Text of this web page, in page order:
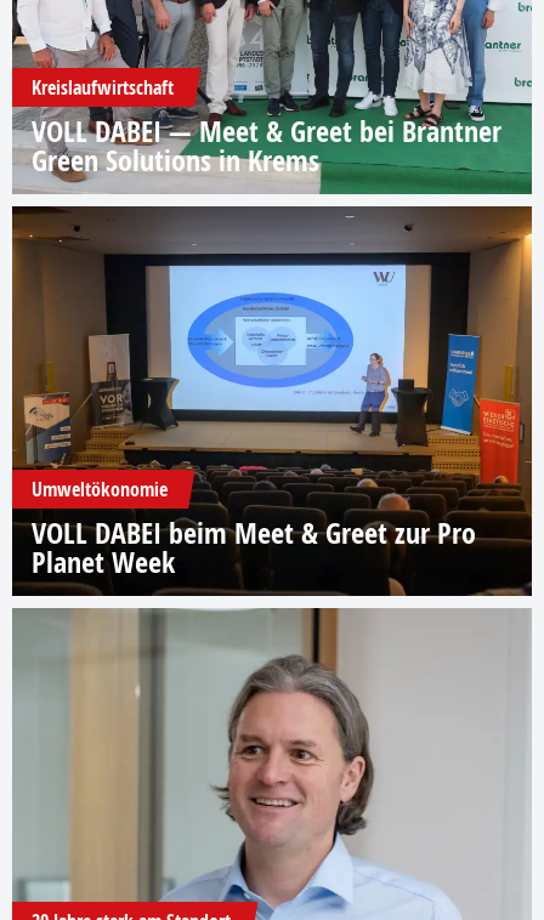
Kreislaufwirtschaft
VOLL DABEI — Meet & Greet bei Brantner
Green Solutions in Krems
Umweltökonomie
VOLL DABEI beim Meet & Greet zur Pro
Planet Week